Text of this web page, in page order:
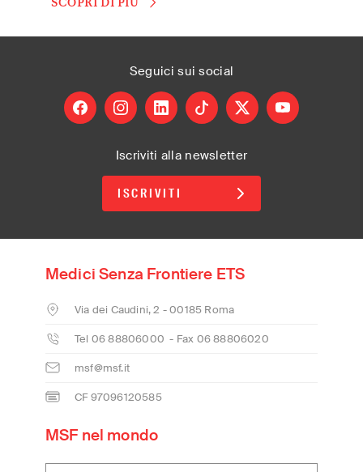
Seguici sui social
facebookinstagramlinkedintiktok X youtube
Iscriviti alla newsletter
ISCRIVITI
Medici Senza Frontiere ETS
Via dei Caudini, 2 - 00185 Roma
Tel 06 88806000 - Fax 06 88806020
msf@msf.it
CF 97096120585
MSF nel mondo